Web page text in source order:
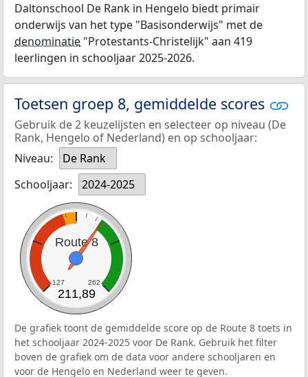
Daltonschool De Rank in Hengelo biedt primair
onderwijs van het type "Basisonderwijs" met de
denominatie "Protestants-Christelijk" aan 419
leerlingen in schooljaar 2025-2026.
Toetsen groep 8, gemiddelde scores
Gebruik de 2 keuzelijsten en selecteer op niveau (De
Rank, Hengelo of Nederland) en op schooljaar:
Niveau:
De Rank
Schooljaar:
2024-2025
Route 8
127 262
211,89
De grafiek toont de gemiddelde score op de Route 8 toets in
het schooljaar 2024-2025 voor De Rank. Gebruik het filter
boven de grafiek om de data voor andere schooljaren en
voor de Hengelo en Nederland weer te geven.